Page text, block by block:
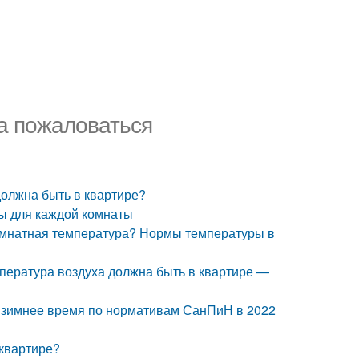
пожаловаться
быть в квартире?
для каждой комнаты
температура? Нормы температуры в
воздуха должна быть в квартире —
время по нормативам СанПиН в 2022